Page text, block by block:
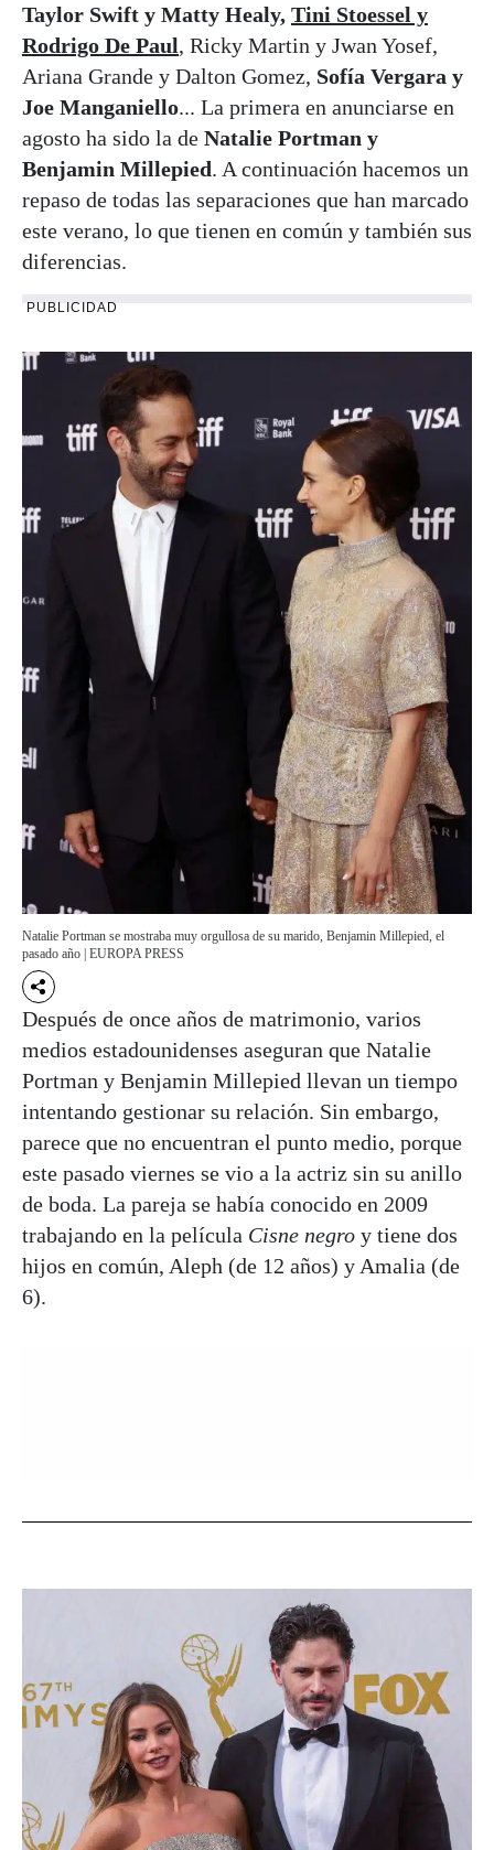
Taylor Swift y Matty Healy, Tini Stoessel y
Rodrigo De Paul, Ricky Martin y Jwan Yosef,
Ariana Grande y Dalton Gomez, Sofía Vergara y
Joe Manganiello... La primera en anunciarse en
agosto ha sido la de Natalie Portman y
Benjamin Millepied. A continuación hacemos un
repaso de todas las separaciones que han marcado
este verano, lo que tienen en común y también sus
diferencias.
PUBLICIDAD
Natalie Portman se mostraba muy orgullosa de su marido, Benjamin Millepied, el
pasado año | EUROPA PRESS
Después de once años de matrimonio, varios
medios estadounidenses aseguran que Natalie
Portman y Benjamin Millepied llevan un tiempo
intentando gestionar su relación. Sin embargo,
parece que no encuentran el punto medio, porque
este pasado viernes se vio a la actriz sin su anillo
de boda. La pareja se había conocido en 2009
trabajando en la película Cisne negro y tiene dos
hijos en común, Aleph (de 12 años) y Amalia (de
6).